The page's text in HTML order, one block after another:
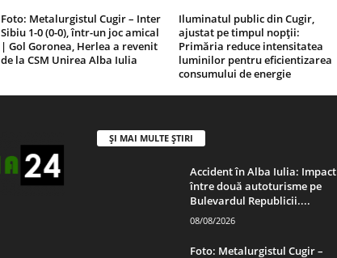
Foto: Metalurgistul Cugir – Inter
Sibiu 1-0 (0-0), într-un joc amical
| Gol Goronea, Herlea a revenit
de la CSM Unirea Alba Iulia
Iluminatul public din Cugir,
ajustat pe timpul nopții:
Primăria reduce intensitatea
luminilor pentru eficientizarea
consumului de energie
ȘI MAI MULTE ȘTIRI
Accident în Alba Iulia: Impact
între două autoturisme pe
Bulevardul Republicii....
08/08/2026
Foto: Metalurgistul Cugir –